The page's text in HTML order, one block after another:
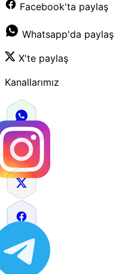
Facebook'ta paylaş
Whatsapp'da paylaş
X'te paylaş
Kanallarımız